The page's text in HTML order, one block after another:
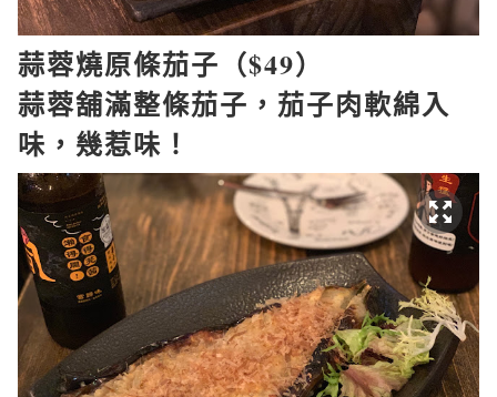
蒜蓉燒原條茄子（$49）
蒜蓉舖滿整條茄子，茄子肉軟綿入
味，幾惹味！